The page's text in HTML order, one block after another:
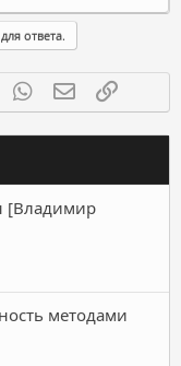
ответа.
Tumblr WhatsAppЭлектронная
[Владимир
методами